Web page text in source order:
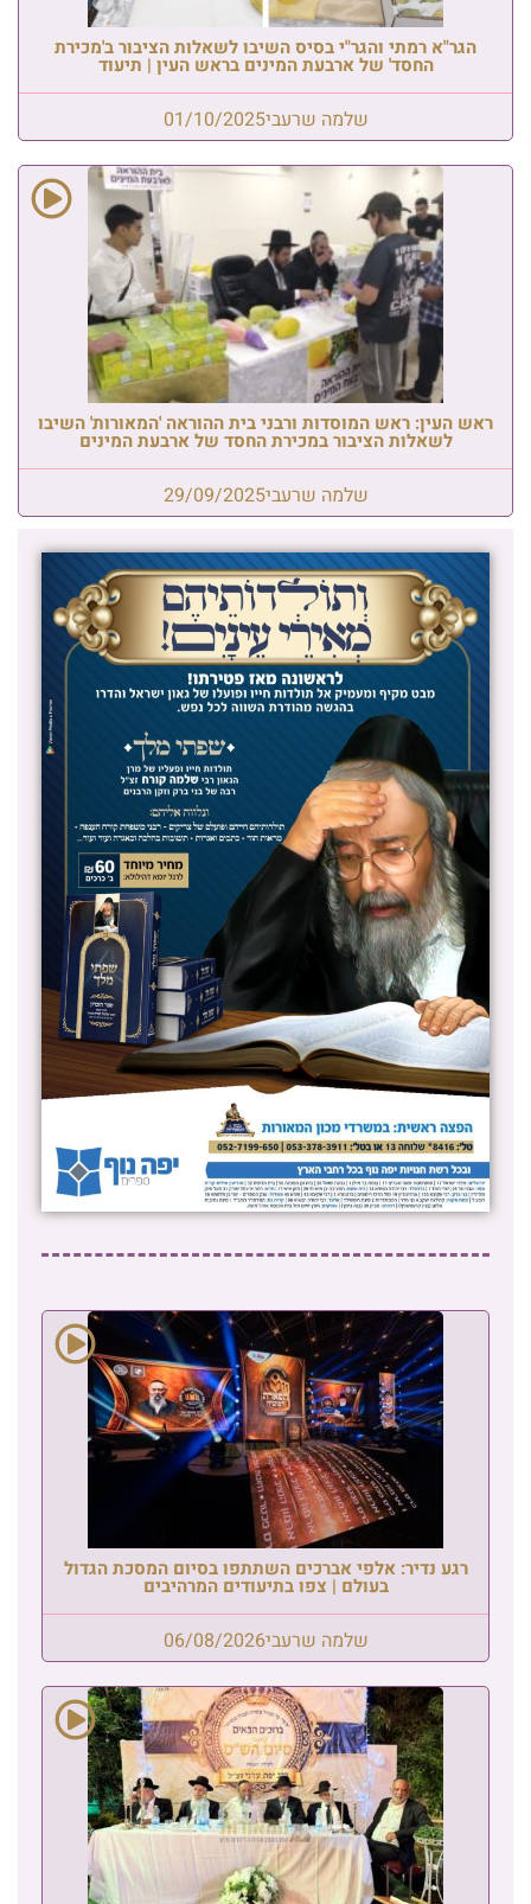
הגר"א רמתי והגר"י בסיס השיבו לשאלות הציבור ב'מכירת
החסד' של ארבעת המינים בראש העין | תיעוד
שלמה שרעבי01/10/2025
ראש העין: ראש המוסדות ורבני בית ההוראה 'המאורות' השיבו
לשאלות הציבור במכירת החסד של ארבעת המינים
שלמה שרעבי29/09/2025
רגע נדיר: אלפי אברכים השתתפו בסיום המסכת הגדול
בעולם | צפו בתיעודים המרהיבים
שלמה שרעבי06/08/2026